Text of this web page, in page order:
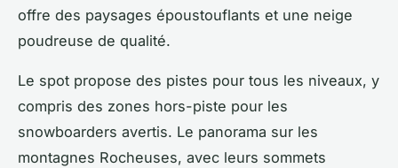
offre des paysages époustouflants et une neige
poudreuse de qualité.
Le spot propose des pistes pour tous les niveaux, y
compris des zones hors-piste pour les
snowboarders avertis. Le panorama sur les
montagnes Rocheuses, avec leurs sommets